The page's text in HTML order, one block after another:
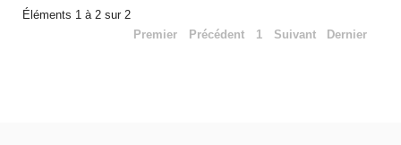
Éléments 1 à 2 sur 2
Premier
Précédent 1 Suivant Dernier